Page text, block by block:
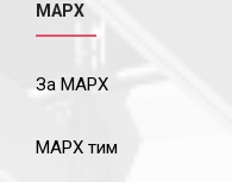
МАРХ
За МАРХ
МАРХ тим